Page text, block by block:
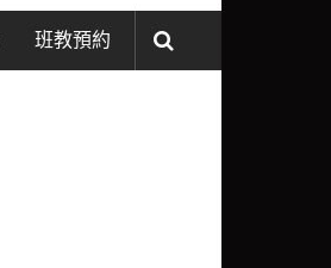
班教預約